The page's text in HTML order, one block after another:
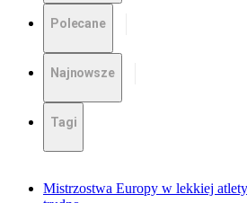
Polecane
Najnowsze
Tagi
Mistrzostwa Europy w lekkiej